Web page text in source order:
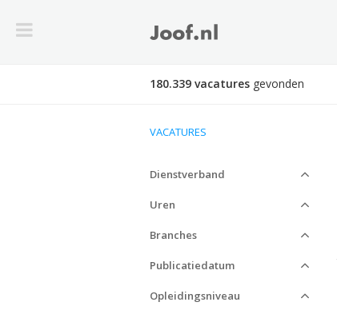
180.339 vacatures gevonden
VACATURES
Dienstverband
Uren
Branches
Publicatiedatum
Opleidingsniveau